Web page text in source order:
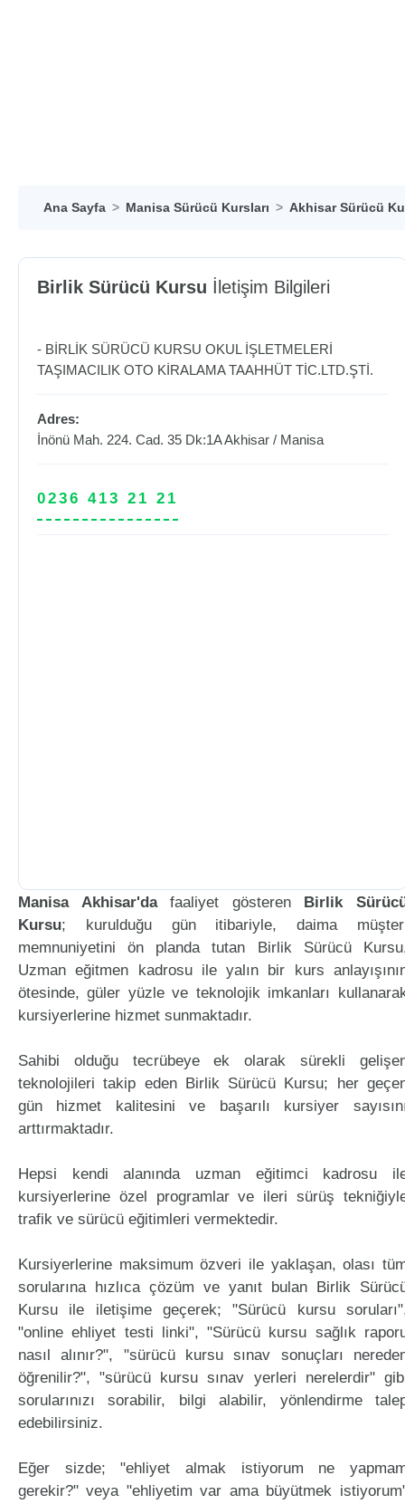
Ana Sayfa Manisa Sürücü Kursları Akhisar Sürücü
Birlik Sürücü Kursu İletişim Bilgileri
- BİRLİK SÜRÜCÜ KURSU OKUL İŞLETMELERİ
TAŞIMACILIK OTO KİRALAMA TAAHHÜT TİC.LTD.ŞTİ.
Adres:
İnönü Mah. 224. Cad. 35 Dk:1AAkhisar / Manisa
0236 413 21 21
Manisa Akhisar'dafaaliyet gösteren Birlik
Kursu; kurulduğu gün itibariyle, daima
memnuniyetini ön planda tutan Birlik Sürücü
Uzman eğitmen kadrosu ile yalın bir kurs
ötesinde, güler yüzle ve teknolojik imkanları
kursiyerlerine hizmet sunmaktadır.
Sahibi olduğu tecrübeye ek olarak sürekli
teknolojileri takip eden Birlik Sürücü Kursu; her
gün hizmet kalitesini ve başarılı kursiyer
arttırmaktadır.
Hepsi kendi alanında uzman eğitimci kadrosu
kursiyerlerine özel programlar ve ileri sürüş
trafik ve sürücü eğitimleri vermektedir.
Kursiyerlerine maksimum özveri ile yaklaşan, olası
sorularına hızlıca çözüm ve yanıt bulan Birlik
Kursu ile iletişime geçerek; "Sürücü kursu
"online ehliyet testi linki", "Sürücü kursu sağlık
nasıl alınır?", "sürücü kursu sınav sonuçları
öğrenilir?", "sürücü kursu sınav yerleri nerelerdir"
sorularınızı sorabilir, bilgi alabilir, yönlendirme
edebilirsiniz.
Eğer sizde; "ehliyet almak istiyorum ne
gerekir?" veya "ehliyetim var ama büyütmek